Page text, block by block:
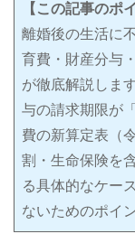
【この記事のポ
離婚後の生活に
育費・財産分与
が徹底解説しま
与の請求期限が
費の新算定表（
割・生命保険を
る具体的なケー
ないためのポイ